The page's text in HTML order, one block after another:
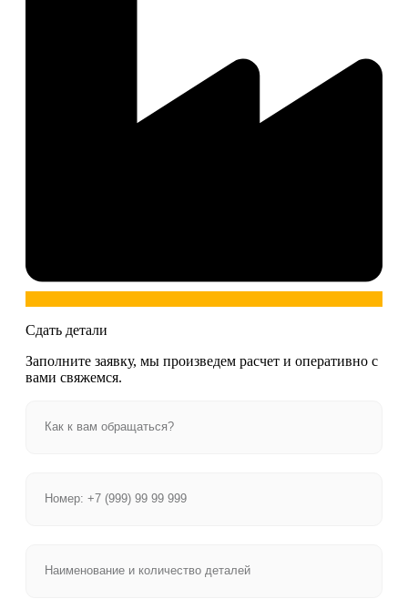
Сдать детали
Заполните заявку, мы произведем расчет и оперативно с
вами свяжемся.